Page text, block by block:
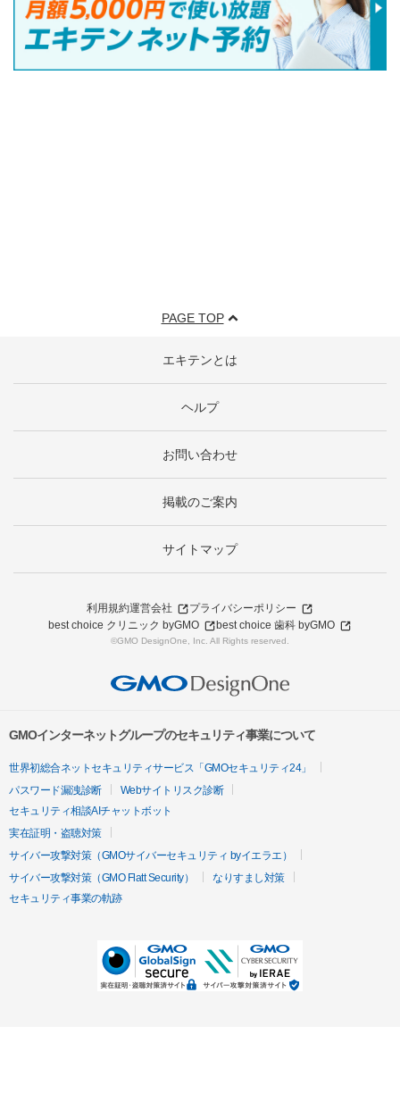
PAGE TOP
エキテンとは
ヘルプ
お問い合わせ
掲載のご案内
サイトマップ
利用規約運営会社
プライバシーポリシー
best choice クリニック byGMO
best choice 歯科 byGMO
©GMO DesignOne, Inc. All Rights reserved.
GMOインターネットグループのセキュリティ事業について
世界初総合ネットセキュリティサービス「GMOセキュリティ24」
パスワード漏洩診断
Webサイトリスク診断
セキュリティ相談AIチャットボット
実在証明・盗聴対策
サイバー攻撃対策（GMOサイバーセキュリティ byイエラエ）
サイバー攻撃対策（GMO Flatt Security）
なりすまし対策
セキュリティ事業の軌跡